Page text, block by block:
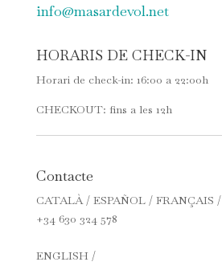
info@masardevol.net
HORARIS DE CHECK-IN
Horari de check-in: 16:00 a 22:00h
CHECKOUT: fins a les 12h
Contacte
CATALÀ / ESPAÑOL / FRANÇAIS /
+34 630 324 578
ENGLISH /